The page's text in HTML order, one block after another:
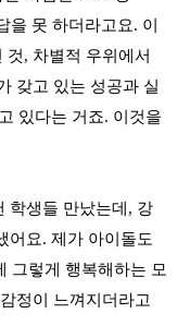
을 못 하더라고요. 이
, 차별적 우위에서
갖고 있는 성공과 실
있다는 거죠. 이것을
학생들 만났는데, 강
어요. 제가 아이돌도
그렇게 행복해하는 모
정이 느껴지더라고